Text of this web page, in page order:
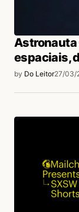
Astronauta
espaciais,
by Do Leitor27/03/